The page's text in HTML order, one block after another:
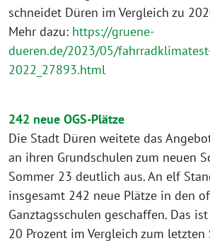
schneidet Düren im Vergleich zu
Mehr dazu: https://gruene-
dueren.de/2023/05/
2022_27893.html
242 neue OGS-Plätze
Die Stadt Düren weitete das
an ihren Grundschulen zum neuen
Sommer 23 deutlich aus. An elf
insgesamt 242 neue Plätze in den
Ganztagsschulen geschaffen. Das
20 Prozent im Vergleich zum letzten